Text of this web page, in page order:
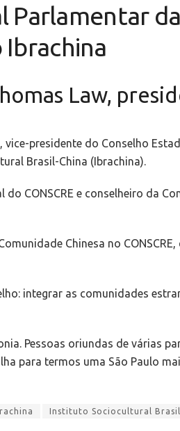
Ibrachina
Law,
presidente do Conselho
Brasil-China (Ibrachina).
CONSCRE e conselheiro da
Chinesa no
integrar as comunidades
Pessoas oriundas de várias
para termos uma São Paulo
Instituto Sociocultural